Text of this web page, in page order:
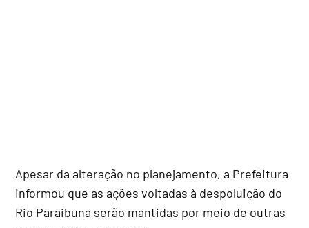
Apesar da alteração no planejamento, a Prefeitura
informou que as ações voltadas à despoluição do
Rio Paraibuna serão mantidas por meio de outras